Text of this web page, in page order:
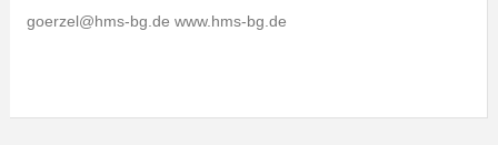
goerzel@hms-bg.de www.hms-bg.de